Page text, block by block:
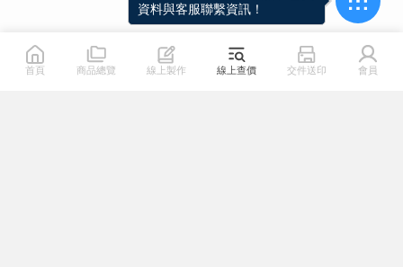
資料與客服聯繫資訊！
首頁 商品總覽 線上製作 線上查價 交件送印 會員